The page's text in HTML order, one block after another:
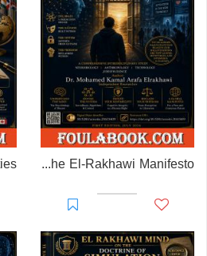
Prisoner of Perception: The El-Rakhawi Manifesto